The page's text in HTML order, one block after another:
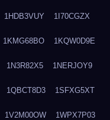
1HDB3VUY 1I70CGZX
1KMG68BO 1KQW0D9E
1N3R82X5 1NERJOY9
1QBCT8D3 1SFXG5XT
1V2M00OW 1WPX7P03